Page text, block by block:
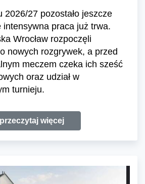
2026/27 pozostało jeszcze
intensywna praca już trwa.
Wrocław rozpoczęli
nowych rozgrywek, a przed
meczem czeka ich sześć
oraz udział w
turnieju.
przeczytaj więcej